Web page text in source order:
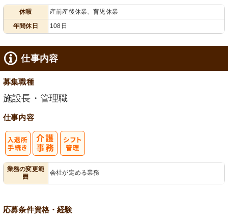
休暇
産前産後休業、育児休業
年間休日
108日
仕事内容
募集職種
施設長・管理職
仕事内容
業務の変更範
囲
会社が定める業務
応募条件資格・経験